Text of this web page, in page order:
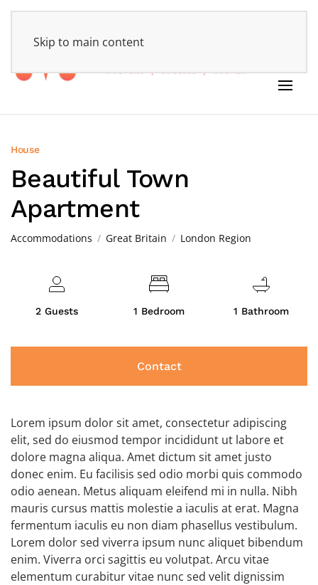
Skip to main content
House
Beautiful Town
Apartment
Accommodations Great Britain London Region
2 Guests 1 Bedroom 1 Bathroom
Contact
Lorem ipsum dolor sit amet, consectetur adipiscing
elit, sed do eiusmod tempor incididunt ut labore et
dolore magna aliqua. Amet dictum sit amet justo
donec enim. Eu facilisis sed odio morbi quis commodo
odio aenean. Metus aliquam eleifend mi in nulla. Nibh
mauris cursus mattis molestie a iaculis at erat. Magna
fermentum iaculis eu non diam phasellus vestibulum.
Lorem dolor sed viverra ipsum nunc aliquet bibendum
enim. Viverra orci sagittis eu volutpat. Arcu vitae
elementum curabitur vitae nunc sed velit dignissim